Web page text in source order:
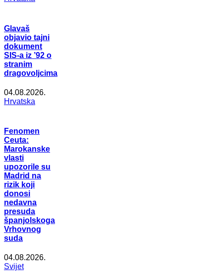
Glavaš
objavio tajni
dokument
SIS-a iz ’92 o
stranim
dragovoljcima
04.08.2026.
Hrvatska
Fenomen
Ceuta:
Marokanske
vlasti
upozorile su
Madrid na
rizik koji
donosi
nedavna
presuda
španjolskoga
Vrhovnog
suda
04.08.2026.
Svijet